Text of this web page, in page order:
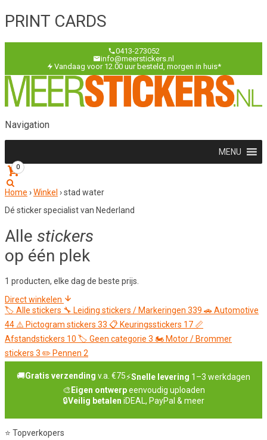
PRINT CARDS
0413-273052
info@meerstickers.nl
Vandaag voor 12.00 uur besteld, morgen in huis*
Navigation
MENU
0
Home ›Winkel ›stad water
Dé sticker specialist van Nederland
Alle stickers
op één plek
1 producten, elke dag de beste prijs.
Direct winkelen
🏷️ Alle stickers 🔧 Leiding stickers / Markeringen 339 🚗Automotive
44 ⚠️ Pictogram stickers 33 📋 Keuringsstickers 17 📏
Afstandstickers 10 🏷️ Geen categorie 3 🏍️ Motor / Brommer
stickers 3 ✏️ Pennen 2
🚚Gratis verzending v.a. €75⚡Snelle levering 1–3 werkdagen
🎨 Eigen ontwerpeenvoudig uploaden
🔒Veilig betalen iDEAL, PayPal & meer
⭐ Topverkopers